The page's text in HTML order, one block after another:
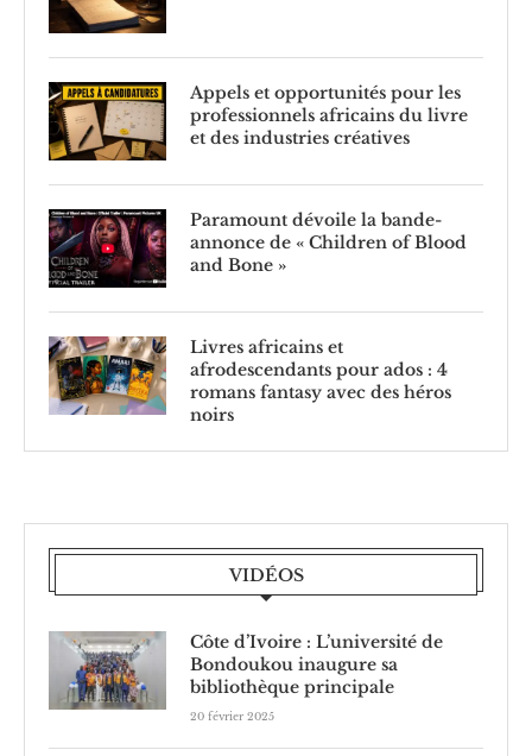
Appels et opportunités pour les
professionnels africains du livre
et des industries créatives
Paramount dévoile la bande-
annonce de « Children of Blood
and Bone »
Livres africains et
afrodescendants pour ados : 4
romans fantasy avec des héros
noirs
VIDÉOS
Côte d’Ivoire : L’université de
Bondoukou inaugure sa
bibliothèque principale
20 février 2025